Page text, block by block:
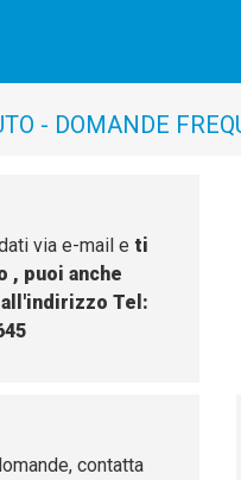
- DOMANDE
via e-mail e ti
, puoi anche
Tel:
contatta